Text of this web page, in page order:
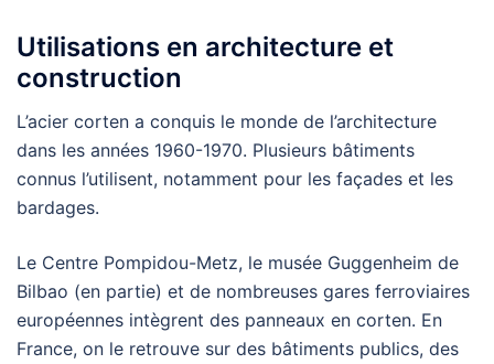
Utilisations en architecture et
construction
L’acier corten a conquis le monde de l’architecture
dans les années 1960-1970. Plusieurs bâtiments
connus l’utilisent, notamment pour les façades et les
bardages.
Le Centre Pompidou-Metz, le musée Guggenheim de
Bilbao (en partie) et de nombreuses gares ferroviaires
européennes intègrent des panneaux en corten. En
France, on le retrouve sur des bâtiments publics, des